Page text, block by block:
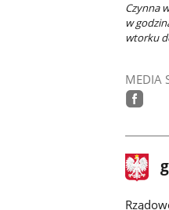
Czynna
w
wtorku
MEDIA
stopka
gov.pl